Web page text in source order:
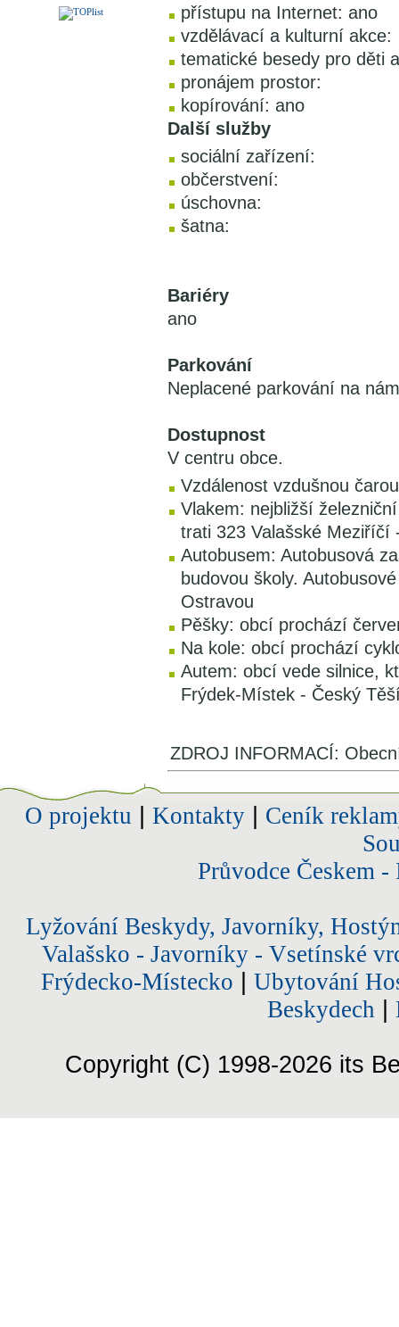
přístupu na Internet: ano
vzdělávací a kulturní akce:
tematické besedy pro děti
pronájem prostor:
kopírování: ano
Další služby
sociální zařízení:
občerstvení:
úschovna:
šatna:
Bariéry
ano
Parkování
Neplacené parkování na
Dostupnost
V centru obce.
Vzdálenost vzdušnou
Vlakem: nejbližší
trati 323 Valašské Meziříčí
Autobusem: Autobusová
budovou školy.
Ostravou
Pěšky: obcí prochází
Na kole: obcí prochází
Autem: obcí vede silnice,
Frýdek-Místek - Český
ZDROJ INFORMACÍ:
O projektu Kontakty| Ceník
Průvodce Českem
Lyžování Beskydy, Javorníky,
Valašsko - Javorníky - Vsetínské
Frýdecko-Místecko
Ubytování
Beskydech
Copyright (C) 1998-2026 its